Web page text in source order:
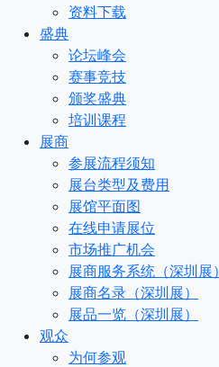
资料下载
盛典
论坛峰会
赛事竞技
颁奖盛典
培训课程
展商
参展流程须知
展台类型及费用
展馆平面图
在线申请展位
市场推广机会
展商服务系统（深圳展）
展商名录（深圳展）
展品一览（深圳展）
观众
为何参观